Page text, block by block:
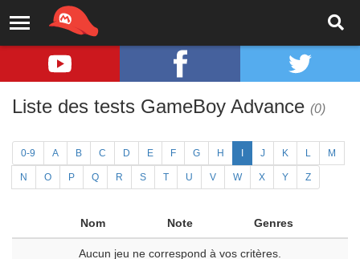
Liste des tests GameBoy Advance (0)
0-9 A B C D E F G H J K L M
N O P Q R S T U V W X Y Z
Nom Note Genres
Aucun jeu ne correspond à vos critères.